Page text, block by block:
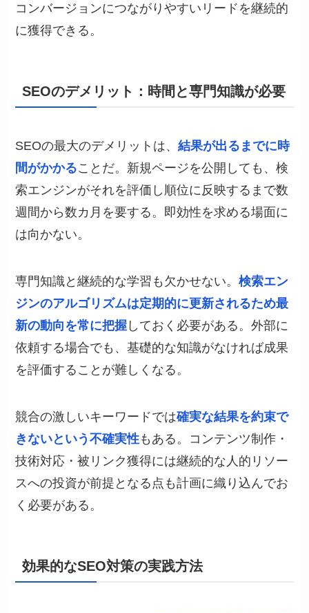
コンバージョンにつながりやすいリードを継続的
に獲得できる。
SEOのデメリット：時間と専門知識が必要
SEOの最大のデメリットは、結果が出るまでに時
間がかかることだ。新規ページを公開しても、検
索エンジンがそれを評価し順位に反映するまで数
週間から数カ月を要する。即効性を求める場面に
は向かない。
専門知識と継続的な学習も欠かせない。検索エン
ジンのアルゴリズムは定期的に更新されるため最
新の動向を常に把握 しておく必要がある。外部に
依頼する場合でも、基礎的な知識がなければ成果
を評価することが難しくなる。
競合の激しいキーワードでは確実な結果を約束で
きないという不確実性もある。コンテンツ制作・
技術対応・被リンク獲得には継続的な人的リソー
スへの投資が前提となる点も計画に織り込んでお
く必要がある。
効果的なSEO対策の実践方法